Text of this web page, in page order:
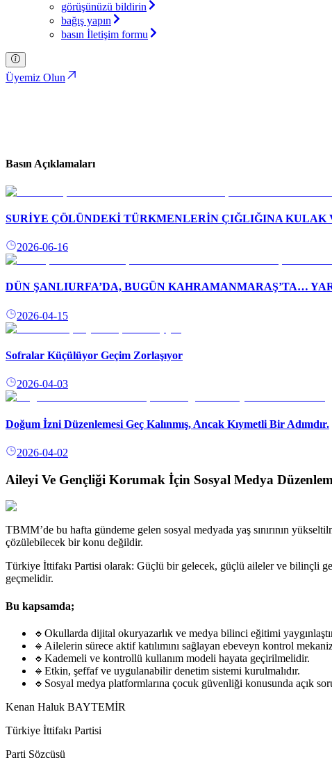
görüşünüzü bildirin
bağış yapın
basın İletişim formu
Üyemiz Olun
Basın Açıklamaları
SURİYE ÇÖLÜNDEKİ TÜRKMENLERİN ÇIĞLIĞINA KULAK
2026-06-16
DÜN ŞANLIURFA’DA, BUGÜN KAHRAMANMARAŞ’TA…
2026-04-15
Sofralar Küçülüyor Geçim Zorlaşıyor
2026-04-03
Doğum İzni Düzenlemesi Geç Kalınmış, Ancak Kıymetli Bir Adımdır.
2026-04-02
Aileyi Ve Gençliği Korumak İçin Sosyal Medya
TBMM’de bu hafta gündeme gelen sosyal medyada yaş sınırının
çözülebilecek bir konu değildir.
Türkiye İttifakı Partisi olarak: Güçlü bir gelecek, güçlü aileler ve bilinçli
geçmelidir.
Bu kapsamda;
🔹 Okullarda dijital okuryazarlık ve medya bilinci eğitimi
🔹 Ailelerin sürece aktif katılımını sağlayan ebeveyn kontrol
🔹 Kademeli ve kontrollü kullanım modeli hayata geçirilmelidir.
🔹 Etkin, şeffaf ve uygulanabilir denetim sistemi kurulmalıdır.
🔹 Sosyal medya platformlarına çocuk güvenliği konusunda açık
Kenan Haluk BAYTEMİR
Türkiye İttifakı Partisi
Parti Sözcüsü